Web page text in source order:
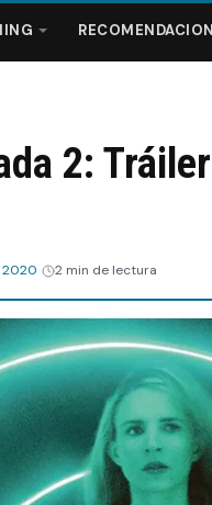
2:
2020 2 min de lectura